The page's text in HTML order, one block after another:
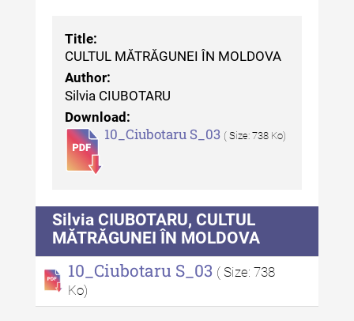
Buletinul Muzeului Științei și
Tehnicii ”Ștefan Procopiu” - An
XIV / Nr. 14 / 2020
Buletinul Muzeului Științei și
Tehnicii ”Ștefan Procopiu” - An
XII / Nr. 13 / 2019
Indexul Complet
Buletinul Centrului de Cercetare și
Conservare-Restaurare a
Patrimoniului
Buletinul Centrului de Cercetare
și Conservare-Restaurare a
Title:
CULTUL MĂTRĂGUNEI ÎN MOLDOVA
Author:
Silvia CIUBOTARU
Download:
10_Ciubotaru S_03 ( Size: 738 Ko)
Silvia CIUBOTARU, CULTUL
MĂTRĂGUNEI ÎN MOLDOVA
10_Ciubotaru S_03 ( Size: 738
Ko)